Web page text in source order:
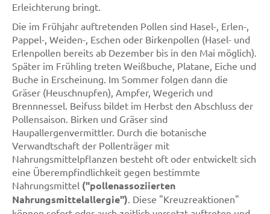
Erleichterung bringt.
Die im Frühjahr auftretenden Pollen sind Hasel-, Erlen-,
Pappel-, Weiden-, Eschen oder Birkenpollen (Hasel- und
Erlenpollen bereits ab Dezember bis in den Mai möglich).
Später im Frühling treten Weißbuche, Platane, Eiche und
Buche in Erscheinung. Im Sommer folgen dann die
Gräser (Heuschnupfen), Ampfer, Wegerich und
Brennnessel. Beifuss bildet im Herbst den Abschluss der
Pollensaison. Birken und Gräser sind
Haupallergenvermittler. Durch die botanische
Verwandtschaft der Pollenträger mit
Nahrungsmittelpflanzen besteht oft oder entwickelt sich
eine Überempfindlichkeit gegen bestimmte
Nahrungsmittel ("pollenassoziierten
Nahrungsmittelallergie"). Diese "Kreuzreaktionen"